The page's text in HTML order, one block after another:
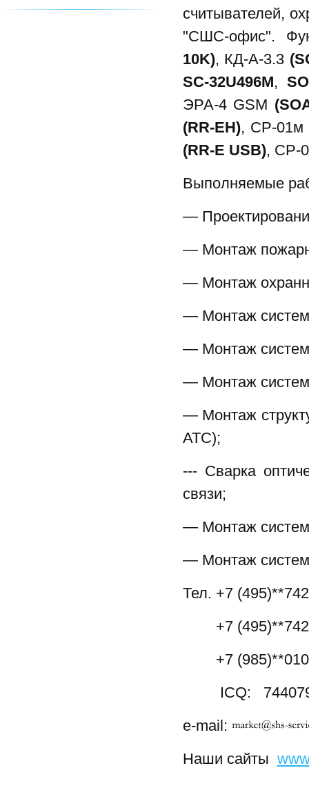
считывателей,
"СШС-офис".
10K), КД-А-3.3
SC-32U496M,
ЭРА-4 GSM
(RR-EH), СР-01м
(RR-E USB), СР-
Выполняемые
—
— Монтаж
— Монтаж
— Монтаж
— Монтаж систем
— Монтаж
— Монтаж
АТС);
--- Сварка
связи;
— Монтаж систем
— Монтаж
Тел. +7
+7
+7
ICQ:
e-mail:
Наши сайты